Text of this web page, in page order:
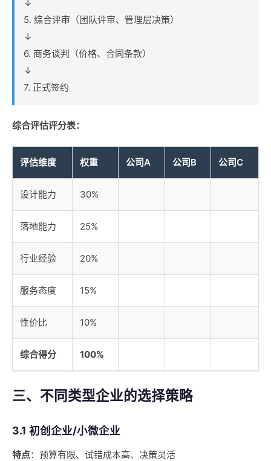
↓
5. 综合评审（团队评审、管理层决策）
↓
6. 商务谈判（价格、合同条款）
↓
7. 正式签约
综合评估评分表：
评估维度 权重 公司A 公司B 公司C
设计能力 30%
落地能力 25%
行业经验 20%
服务态度 15%
性价比 10%
综合得分 100%
三、不同类型企业的选择策略
3.1 初创企业/小微企业
特点：预算有限、试错成本高、决策灵活